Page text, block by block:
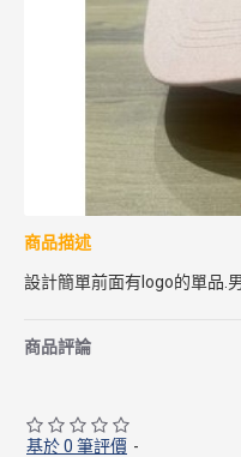
商品描述
設計簡單前面有logo的單品.
商品評論
基於 0 筆評價 -